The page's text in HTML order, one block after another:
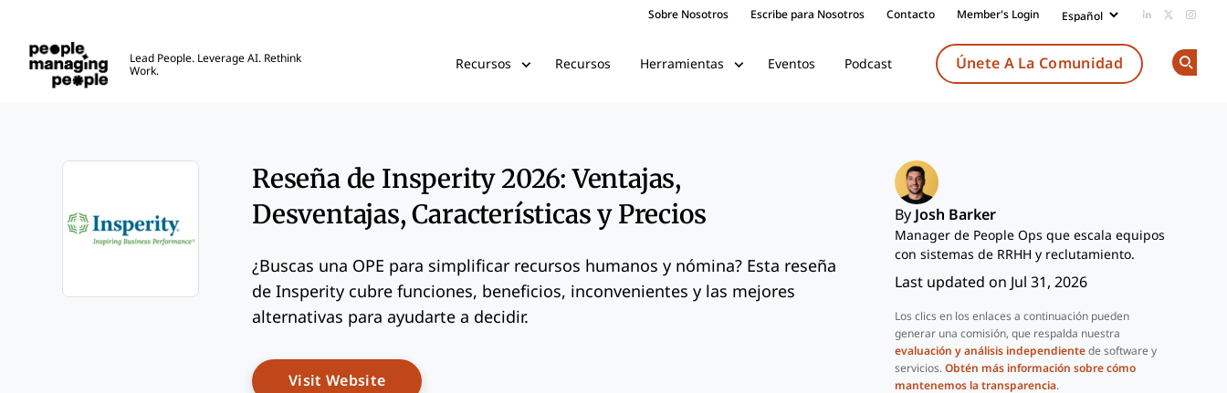
Sobre Nosotros Escribe para Nosotros Contacto Member's Login Add us on
Follow
Lead People. Leverage AI. Rethink
Work.
Recursos Recursos Herramientas Eventos Podcast Únete A La Comunidad
Reseña de Insperity 2026: Ventajas,
Desventajas, Características y Precios
¿Buscas una OPE para simplificar recursos humanos y nómina? Esta reseña
de Insperity cubre funciones, beneficios, inconvenientes y las mejores
alternativas para ayudarte a decidir.
Visit WebsiteOpens New Window
By Josh Barker
Manager de People Ops que escala equipos
con sistemas de RRHH y reclutamiento.
Last updated on Jul 31, 2026
Los clics en los enlaces a continuación pueden
generar una comisión, que respalda nuestra
evaluación y análisis independiente de software y
servicios. Obtén más información sobre cómo
mantenemos la transparencia.